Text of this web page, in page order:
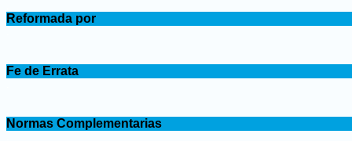
Reformada por
Fe de Errata
Normas Complementarias